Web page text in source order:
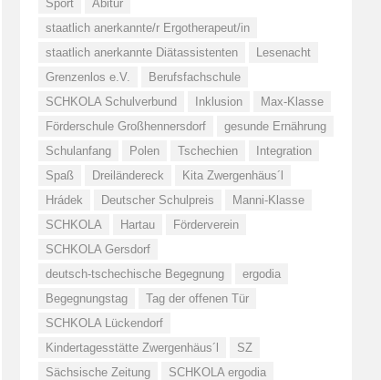
Sport
Abitur
staatlich anerkannte/r Ergotherapeut/in
staatlich anerkannte Diätassistenten
Lesenacht
Grenzenlos e.V.
Berufsfachschule
SCHKOLA Schulverbund
Inklusion
Max-Klasse
Förderschule Großhennersdorf
gesunde Ernährung
Schulanfang
Polen Tschechien
Integration
Spaß
Dreiländereck
Kita Zwergenhäus´l
Hrádek
Deutscher Schulpreis
Manni-Klasse
SCHKOLA
Hartau
Förderverein
SCHKOLA Gersdorf
deutsch-tschechische Begegnung
ergodia
Begegnungstag
Tag der offenen Tür
SCHKOLA Lückendorf
Kindertagesstätte Zwergenhäus´l
SZ
Sächsische Zeitung
SCHKOLA ergodia